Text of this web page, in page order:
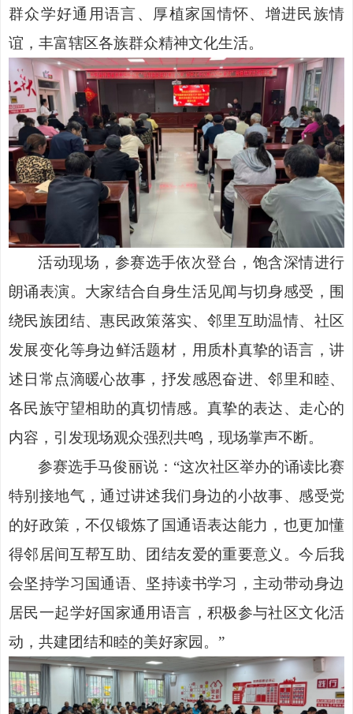
群众学好通用语言、厚植家国情怀、增进民族情
谊，丰富辖区各族群众精神文化生活。
活动现场，参赛选手依次登台，饱含深情进行
朗诵表演。大家结合自身生活见闻与切身感受，围
绕民族团结、惠民政策落实、邻里互助温情、社区
发展变化等身边鲜活题材，用质朴真挚的语言，讲
述日常点滴暖心故事，抒发感恩奋进、邻里和睦、
各民族守望相助的真切情感。真挚的表达、走心的
内容，引发现场观众强烈共鸣，现场掌声不断。
参赛选手马俊丽说： “这次社区举办的诵读比赛
特别接地气，通过讲述我们身边的小故事、感受党
的好政策，不仅锻炼了国通语表达能力，也更加懂
得邻居间互帮互助、团结友爱的重要意义。今后我
会坚持学习 国通语、坚持读书学习，主动带动身边
居民一起学好国家通用语言，积极参与社区文化活
动，共建团结和睦的美好家园。 ”